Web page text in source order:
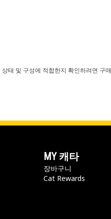
태 및 구성에 적합한지 확인하려면 구
MY 캐타
장바구니
Cat Rewards